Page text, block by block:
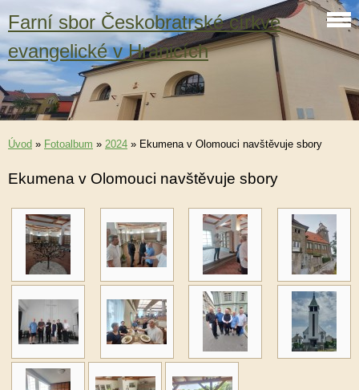
Farní sbor Českobratrské církve
evangelické v Hranicích
Úvod » Fotoalbum » 2024 » Ekumena v Olomouci navštěvuje sbory
Ekumena v Olomouci navštěvuje sbory